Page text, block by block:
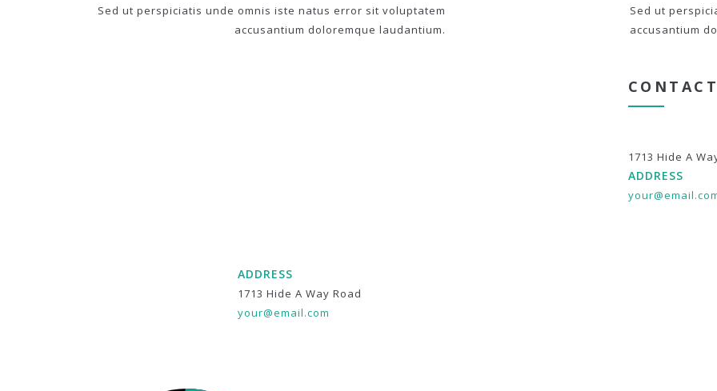
Sed ut perspiciatis unde omnis iste natus error sit voluptatem
accusantium doloremque laudantium.
Sed ut
accusantium
1713 Hide A
ADDRESS
ADDRESS
1713 Hide A Way Road
your@email.com